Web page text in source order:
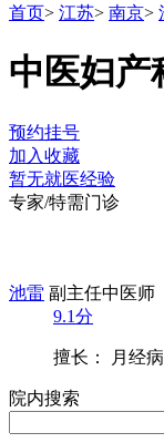
首页> 江苏> 南京>
中医妇产
预约挂号
加入收藏
暂无就医经验
专家/特需门诊
池雷 副主任中医师
9.1分
擅长： 月经
院内搜索